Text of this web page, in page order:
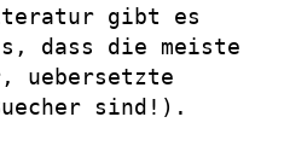
gibt es
dass die meiste
uebersetzte
sind!).